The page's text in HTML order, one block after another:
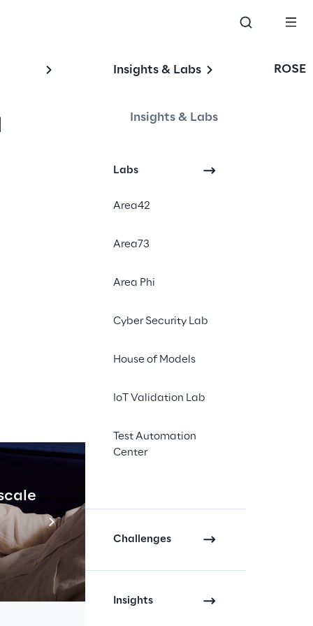
Insights & Labs
Insights & Labs
Labs
Area42
Area73
Area Phi
Cyber Security Lab
House of Models
IoT Validation Lab
Test Automation
Center
Challenges
Insights
ROSE
IT